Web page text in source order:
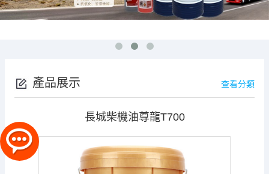
產品展示 查看分類
長城柴機油尊龍T700